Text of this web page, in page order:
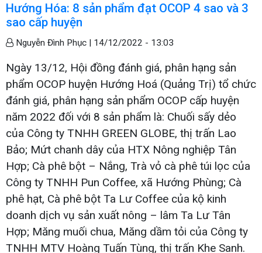
Hướng Hóa: 8 sản phẩm đạt OCOP 4 sao và 3
sao cấp huyện
Nguyễn Đình Phục | 14/12/2022 - 13:03
Ngày 13/12, Hội đồng đánh giá, phân hạng sản
phẩm OCOP huyện Hướng Hoá (Quảng Trị) tổ chức
đánh giá, phân hạng sản phẩm OCOP cấp huyện
năm 2022 đối với 8 sản phẩm là: Chuối sấy dẻo
của Công ty TNHH GREEN GLOBE, thị trấn Lao
Bảo; Mứt chanh dây của HTX Nông nghiệp Tân
Hợp; Cà phê bột – Nắng, Trà vỏ cà phê túi lọc của
Công ty TNHH Pun Coffee, xã Hướng Phùng; Cà
phê hạt, Cà phê bột Ta Lư Coffee của kộ kinh
doanh dịch vụ sản xuất nông – lâm Ta Lư Tân
Hợp; Măng muối chua, Măng dầm tỏi của Công ty
TNHH MTV Hoàng Tuấn Tùng, thị trấn Khe Sanh.